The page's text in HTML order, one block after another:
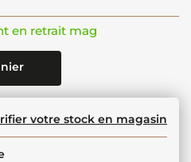
en retrait mag
votre stock en magasin